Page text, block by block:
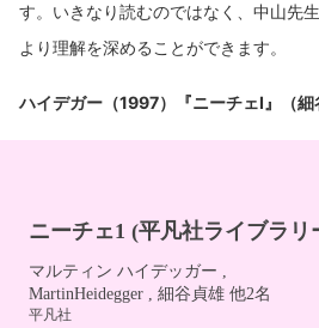
す。いきなり読むのではなく、中山先
より理解を深めることができます。
ハイデガー（1997）『ニーチェⅠ』（